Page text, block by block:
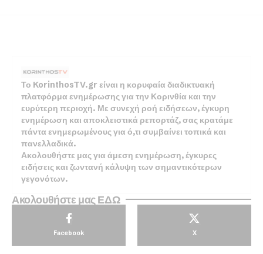
Το KorinthosTV.gr είναι η κορυφαία διαδικτυακή
πλατφόρμα ενημέρωσης για την Κορινθία και την
ευρύτερη περιοχή. Με συνεχή ροή ειδήσεων, έγκυρη
ενημέρωση και αποκλειστικά ρεπορτάζ, σας κρατάμε
πάντα ενημερωμένους για ό,τι συμβαίνει τοπικά και
πανελλαδικά.
Ακολουθήστε μας για άμεση ενημέρωση, έγκυρες
ειδήσεις και ζωντανή κάλυψη των σημαντικότερων
γεγονότων.
Ακολουθήστε μας ΕΔΩ
Facebook X